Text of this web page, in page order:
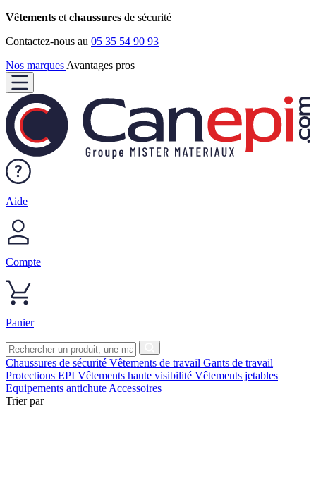
Vêtements et chaussures de sécurité
Contactez-nous au 05 35 54 90 93
Nos marques Avantages pros
Aide
Compte
Panier
Chaussures de sécurité Vêtements de travail Gants de travail
Protections EPI Vêtements haute visibilité Vêtements jetables
Equipements antichute Accessoires
Trier par